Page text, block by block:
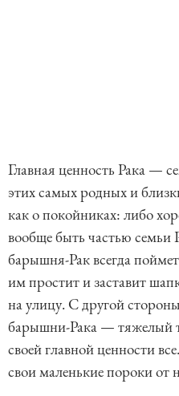
Главная ценность Рака —
этих самых родных и
как о покойниках: либо
вообще быть частью семьи
барышня-Рак всегда
им простит и заставит
на улицу. С другой
барышни-Рака — тяжелый
своей главной ценности
свои маленькие пороки от